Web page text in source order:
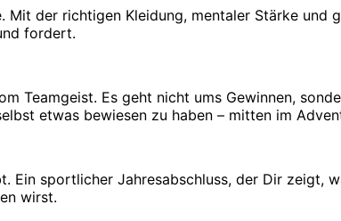
Mit der richtigen Kleidung, mentaler Stärke
fordert.
Teamgeist. Es geht nicht ums Gewinnen,
etwas bewiesen zu haben – mitten im
Ein sportlicher Jahresabschluss, der Dir zeigt,
wirst.